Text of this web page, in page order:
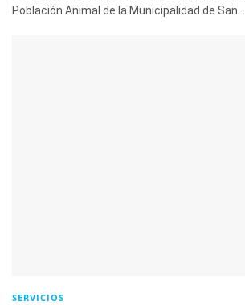
Población Animal de la Municipalidad de San...
SERVICIOS